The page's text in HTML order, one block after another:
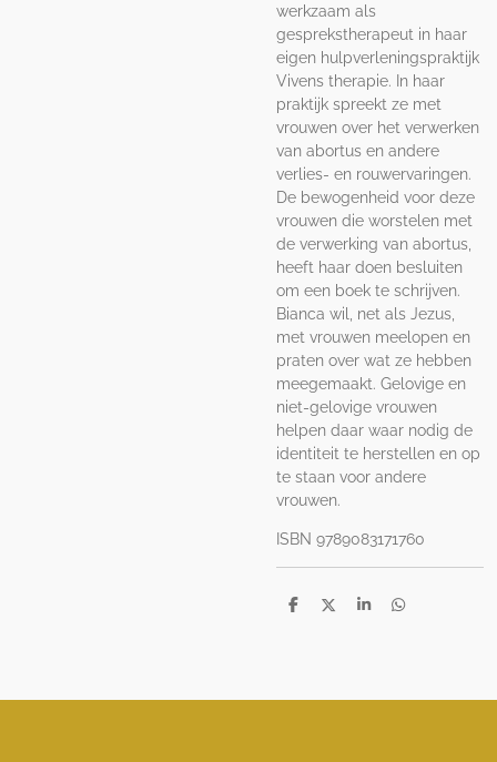
werkzaam als
gesprekstherapeut in haar
eigen hulpverleningspraktijk
Vivens therapie. In haar
praktijk spreekt ze met
vrouwen over het verwerken
van abortus en andere
verlies- en rouwervaringen.
De bewogenheid voor deze
vrouwen die worstelen met
de verwerking van abortus,
heeft haar doen besluiten
om een boek te schrijven.
Bianca wil, net als Jezus,
met vrouwen meelopen en
praten over wat ze hebben
meegemaakt. Gelovige en
niet-gelovige vrouwen
helpen daar waar nodig de
identiteit te herstellen en op
te staan voor andere
vrouwen.
ISBN 9789083171760
D
D
S
D